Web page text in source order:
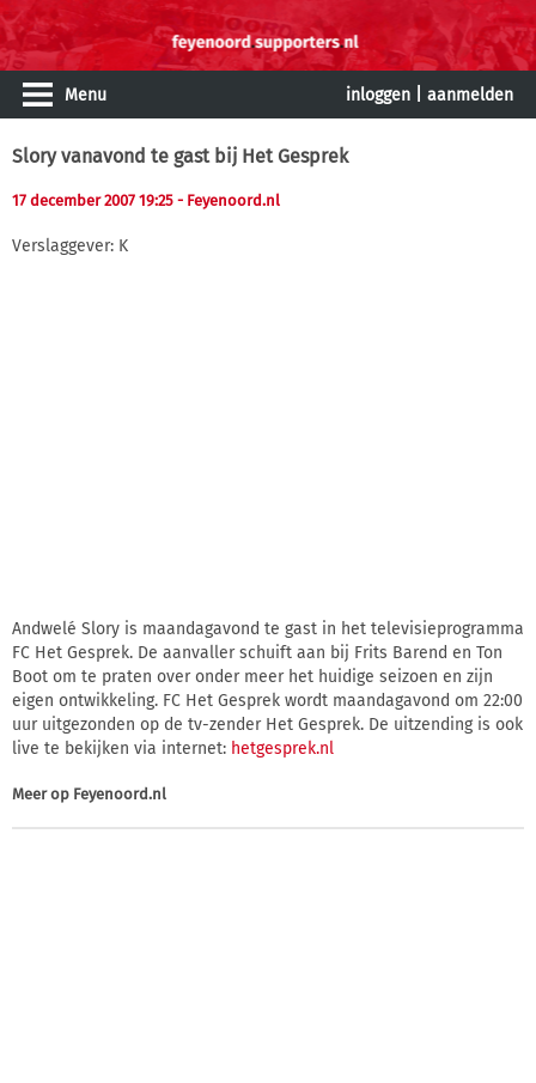
Menu inloggen aanmelden
Slory vanavond te gast bij Het Gesprek
17 december 2007 19:25 - Feyenoord.nl
Verslaggever: K
Andwelé Slory is maandagavond te gast in het televisieprogramma
FC Het Gesprek. De aanvaller schuift aan bij Frits Barend en Ton
Boot om te praten over onder meer het huidige seizoen en zijn
eigen ontwikkeling. FC Het Gesprek wordt maandagavond om 22:00
uur uitgezonden op de tv-zender Het Gesprek. De uitzending is ook
live te bekijken via internet: hetgesprek.nl
Meer op Feyenoord.nl